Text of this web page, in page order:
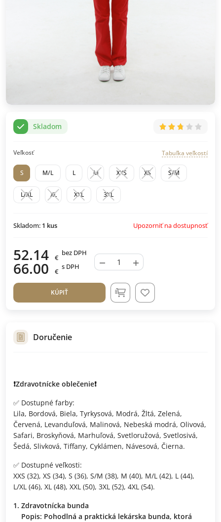
Skladom
Veľkosť Tabuľka veľkostí
S M/L L M XXS XS S/M
L/XL XL XXL 3XL
Skladom: 1 kus Upozorniť na dostupnosť
52.14 €
bez DPH
66.00 €
s DPH − +
KÚPIŤ
Doručenie
❗️Zdravotnícke oblečenie❗️
✅ Dostupné farby:
Lila, Bordová, Biela, Tyrkysová, Modrá, Žltá, Zelená,
Červená, Levanduľová, Malinová, Nebeská modrá, Olivová,
Safari, Broskyňová, Marhuľová, Svetloružová, Svetlosivá,
Šedá, Slivková, Tiffany, Cyklámen, Návesová, Čierna.
✅ Dostupné veľkosti:
XXS (32), XS (34), S (36), S/M (38), M (40), M/L (42), L (44),
L/XL (46), XL (48), XXL (50), 3XL (52), 4XL (54).
Zdravotnícka bunda
Popis: Pohodlná a praktická lekárska bunda, ktorá